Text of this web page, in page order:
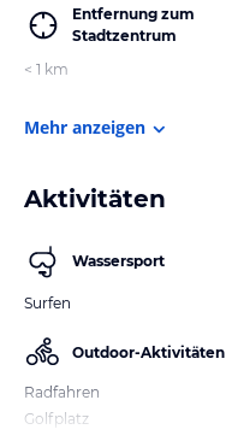
Entfernung zum
Stadtzentrum
< 1 km
Mehr anzeigen
Aktivitäten
Wassersport
Surfen
Outdoor-Aktivitäten
Radfahren
Golfplatz